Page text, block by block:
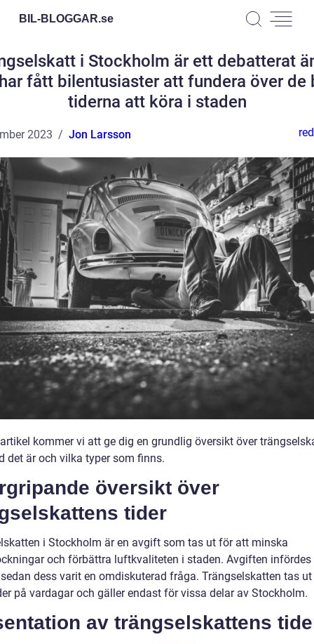
BIL-BLOGGAR.se
i Stockholm är ett debatterat
fått bilentusiaster att fundera över de
tiderna att köra i staden
2023 Jon Larsson
kommer vi att ge dig en grundlig översikt över
det är och vilka typer som finns.
översikt över
tider
i Stockholm är en avgift som tas ut för att minska
och förbättra luftkvaliteten i staden. Avgiften infördes
dess varit en omdiskuterad fråga. Trängselskatten tas ut
på vardagar och gäller endast för vissa delar av Stockholm.
av trängselskattens